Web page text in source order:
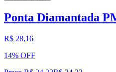
Ponta Diamantada
R$ 28,16
14% OFF